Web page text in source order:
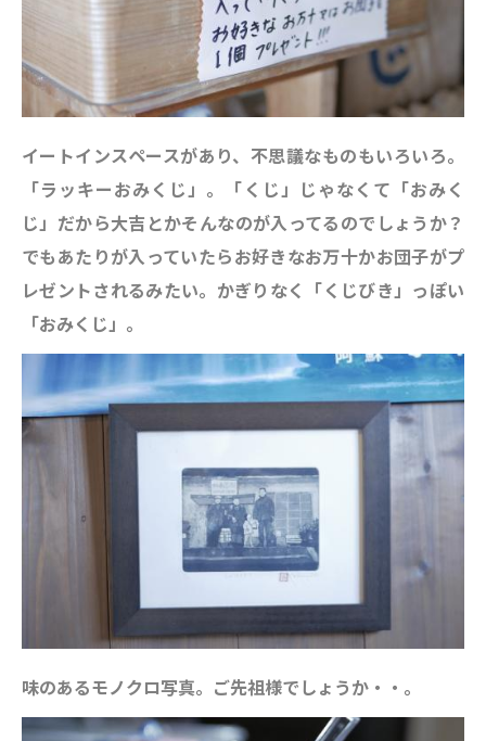
イートインスペースがあり、不思議なものもいろいろ。
「ラッキーおみくじ」 。「くじ」じゃなくて「おみく
じ」だから大吉とかそんなのが入ってるのでしょうか？
でもあたりが入っていたらお好きなお万十かお団子がプ
レゼントされるみたい。かぎりなく「くじびき」っぽい
「おみくじ」。
味のあるモノクロ写真。ご先祖様でしょうか・・。